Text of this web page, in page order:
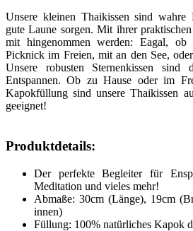
Unsere kleinen Thaikissen sind wahre
gute Laune sorgen. Mit ihrer
mit hingenommen werden: Eagal,
Picknick im Freien, mit an den See,
Unsere robusten Sternenkissen
Entspannen. Ob zu Hause oder im
Kapokfüllung sind unsere Thaikissen
geeignet!
Produktdetails:
Der perfekte Begleiter für
Meditation und vieles mehr!
Abmaße: 30cm (Länge), 19cm
innen)
Füllung: 100% natürliches Kapok